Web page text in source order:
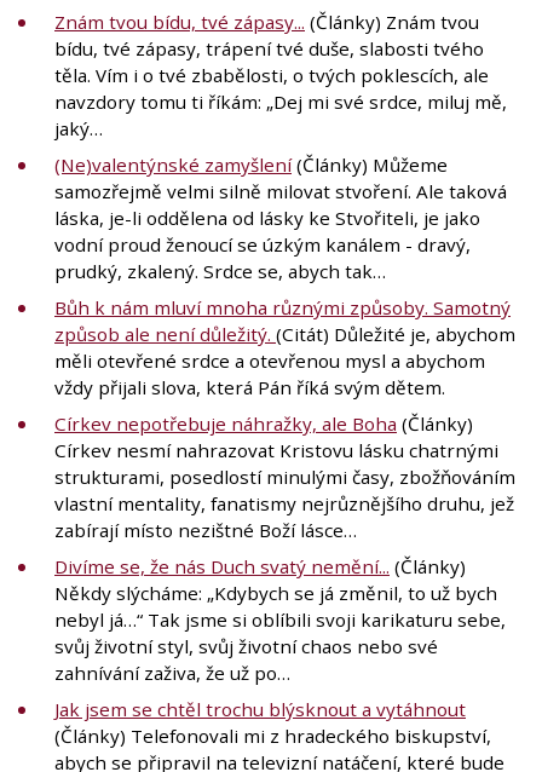
Znám tvou bídu, tvé zápasy... (Články) Znám tvou
bídu, tvé zápasy, trápení tvé duše, slabosti tvého
těla. Vím i o tvé zbabělosti, o tvých poklescích, ale
navzdory tomu ti říkám: „Dej mi své srdce, miluj mě,
jaký…
(Ne)valentýnské zamyšlení(Články) Můžeme
samozřejmě velmi silně milovat stvoření. Ale taková
láska, je-li oddělena od lásky ke Stvořiteli, je jako
vodní proud ženoucí se úzkým kanálem - dravý,
prudký, zkalený. Srdce se, abych tak…
Bůh k nám mluví mnoha různými způsoby. Samotný
způsob ale není důležitý. (Citát) Důležité je, abychom
měli otevřené srdce a otevřenou mysl a abychom
vždy přijali slova, která Pán říká svým dětem.
Církev nepotřebuje náhražky, ale Boha (Články)
Církev nesmí nahrazovat Kristovu lásku chatrnými
strukturami, posedlostí minulými časy, zbožňováním
vlastní mentality, fanatismy nejrůznějšího druhu, jež
zabírají místo nezištné Boží lásce…
Divíme se, že nás Duch svatý nemění... (Články)
Někdy slýcháme: „Kdybych se já změnil, to už bych
nebyl já…“ Tak jsme si oblíbili svoji karikaturu sebe,
svůj životní styl, svůj životní chaos nebo své
zahnívání zaživa, že už po…
Jak jsem se chtěl trochu blýsknout a vytáhnout
(Články) Telefonovali mi z hradeckého biskupství,
abych se připravil na televizní natáčení, které bude